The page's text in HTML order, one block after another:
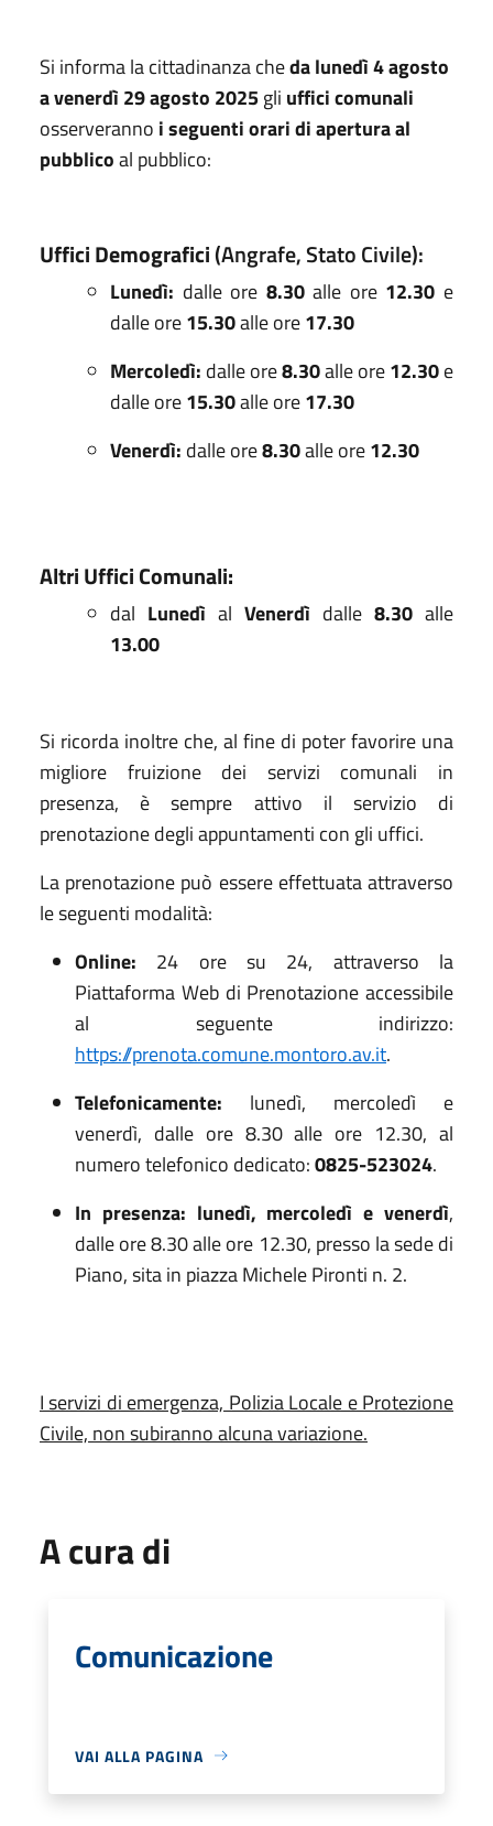
Si informa la cittadinanza cheda lunedì 4 agosto
a venerdì 29 agosto 2025gli uffici comunali
osserveranno i seguenti orari di apertura al
pubblicoal pubblico:
Uffici Demografici(Angrafe, Stato Civile):
Lunedì: dalle ore 8.30 alle ore 12.30 e
dalle ore15.30alle ore17.30
Mercoledì: dalle ore8.30alle ore12.30e
dalle ore15.30alle ore17.30
Venerdì: dalle ore8.30alle ore12.30
Altri Uffici Comunali:
dal Lunedì al Venerdì dalle 8.30 alle
13.00
Si ricorda inoltre che, al fine di poter favorire una
migliore fruizione dei servizi comunali in
presenza, è sempre attivo il servizio di
prenotazione degli appuntamenti con gli uffici.
La prenotazione può essere effettuata attraverso
le seguenti modalità:
Online: 24 ore su 24, attraverso la
Piattaforma Web di Prenotazione accessibile
al seguente indirizzo:
https://prenota.comune.montoro.av.it.
Telefonicamente: lunedì, mercoledì e
venerdì, dalle ore 8.30 alle ore 12.30, al
numero telefonico dedicato:0825-523024.
In presenza: lunedì, mercoledì evenerdì,
dalle ore 8.30 alle ore 12.30, presso la sede di
Piano, sita in piazza Michele Pironti n. 2.
I servizi di emergenza, Polizia Locale e Protezione
Civile, non subiranno alcuna variazione.
A cura di
Comunicazione
VAI ALLA PAGINA